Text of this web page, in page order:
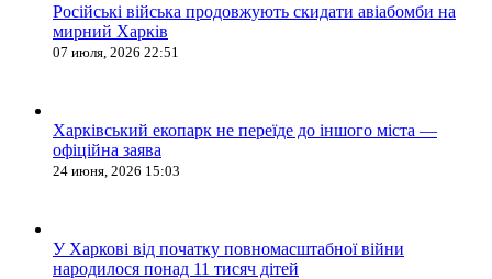
Російські війська продовжують скидати авіабомби на
мирний Харків
07 июля, 2026 22:51
Харківський екопарк не переїде до іншого міста —
офіційна заява
24 июня, 2026 15:03
У Харкові від початку повномасштабної війни
народилося понад 11 тисяч дітей